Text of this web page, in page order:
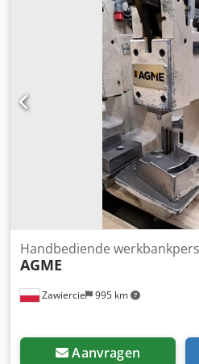
Zawiercie 995 km
Handbediende
AGME
Aanvragen